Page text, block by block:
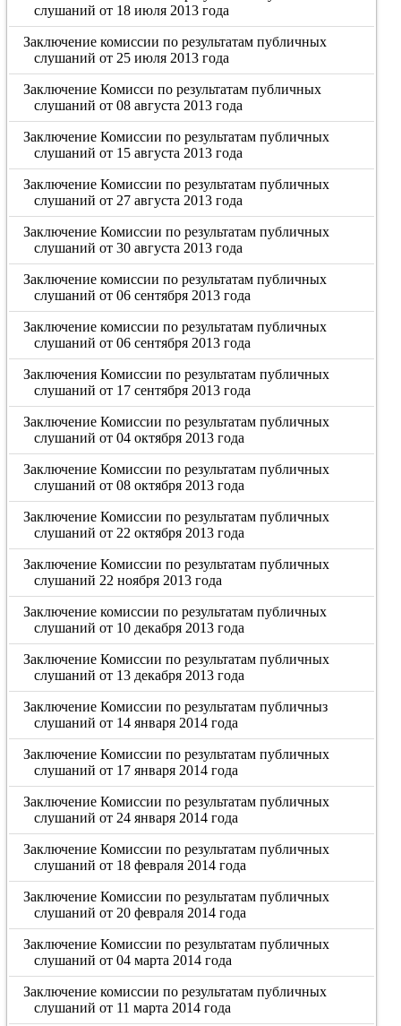
слушаний от 18 июля 2013 года
Заключение комиссии по результатам публичных
слушаний от 25 июля 2013 года
Заключение Комисси по результатам публичных
слушаний от 08 августа 2013 года
Заключение Комиссии по результатам публичных
слушаний от 15 августа 2013 года
Заключение Комиссии по результатам публичных
слушаний от 27 августа 2013 года
Заключение Комиссии по результатам публичных
слушаний от 30 августа 2013 года
Заключение комиссии по результатам публичных
слушаний от 06 сентября 2013 года
Заключение комиссии по результатам публичных
слушаний от 06 сентября 2013 года
Заключения Комиссии по результатам публичных
слушаний от 17 сентября 2013 года
Заключение Комиссии по результатам публичных
слушаний от 04 октября 2013 года
Заключение Комиссии по результатам публичных
слушаний от 08 октября 2013 года
Заключение Комиссии по результатам публичных
слушаний от 22 октября 2013 года
Заключение Комиссии по результатам публичных
слушаний 22 ноября 2013 года
Заключение комиссии по результатам публичных
слушаний от 10 декабря 2013 года
Заключение Комиссии по результатам публичных
слушаний от 13 декабря 2013 года
Заключение Комиссии по результатам публичныз
слушаний от 14 января 2014 года
Заключение Комиссии по результатам публичных
слушаний от 17 января 2014 года
Заключение Комиссии по результатам публичных
слушаний от 24 января 2014 года
Заключение Комиссии по результатам публичных
слушаний от 18 февраля 2014 года
Заключение Комиссии по результатам публичных
слушаний от 20 февраля 2014 года
Заключение Комиссии по результатам публичных
слушаний от 04 марта 2014 года
Заключение комиссии по результатам публичных
слушаний от 11 марта 2014 года